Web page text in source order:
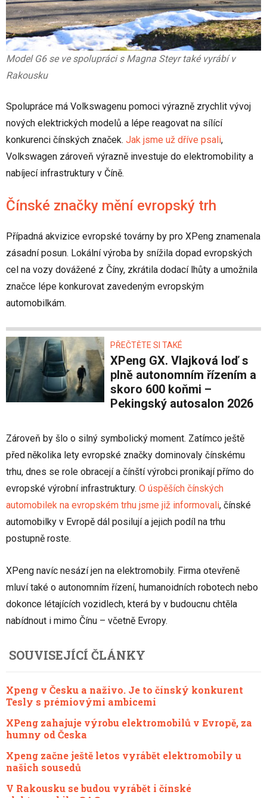
Model G6 se ve spolupráci s Magna Steyr také vyrábí v
Rakousku
Spolupráce má Volkswagenu pomoci výrazně zrychlit vývoj
nových elektrických modelů a lépe reagovat na sílící
konkurenci čínských značek. Jak jsme už dříve psali,
Volkswagen zároveň výrazně investuje do elektromobility a
nabíjecí infrastruktury v Číně.
Čínské značky mění evropský trh
Případná akvizice evropské továrny by pro XPeng znamenala
zásadní posun. Lokální výroba by snížila dopad evropských
cel na vozy dovážené z Číny, zkrátila dodací lhůty a umožnila
značce lépe konkurovat zavedeným evropským
automobilkám.
PŘEČTĚTE SI TAKÉ
XPeng GX. Vlajková loď s
plně autonomním řízením a
skoro 600 koňmi –
Pekingský autosalon 2026
Zároveň by šlo o silný symbolický moment. Zatímco ještě
před několika lety evropské značky dominovaly čínskému
trhu, dnes se role obracejí a čínští výrobci pronikají přímo do
evropské výrobní infrastruktury. O úspěších čínských
automobilek na evropském trhu jsme již informovali, čínské
automobilky v Evropě dál posilují a jejich podíl na trhu
postupně roste.
XPeng navíc nesází jen na elektromobily. Firma otevřeně
mluví také o autonomním řízení, humanoidních robotech nebo
dokonce létajících vozidlech, která by v budoucnu chtěla
nabídnout i mimo Čínu – včetně Evropy.
SOUVISEJÍCÍ ČLÁNKY
Xpeng v Česku a naživo. Je to čínský konkurent
Tesly s prémiovými ambicemi
XPeng zahajuje výrobu elektromobilů v Evropě, za
humny od Česka
Xpeng začne ještě letos vyrábět elektromobily u
našich sousedů
V Rakousku se budou vyrábět i čínské